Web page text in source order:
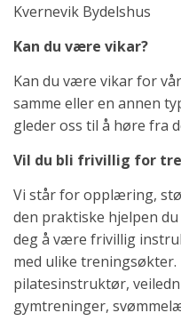
Kvernevik Bydelshus
Kan du være vikar?
Kan du være vikar for
samme eller en annen
gleder oss til å høre fra
Vil du bli frivillig for
Vi står for opplæring,
den praktiske hjelpen
deg å være frivillig
med ulike
pilatesinstruktør,
gymtreninger,